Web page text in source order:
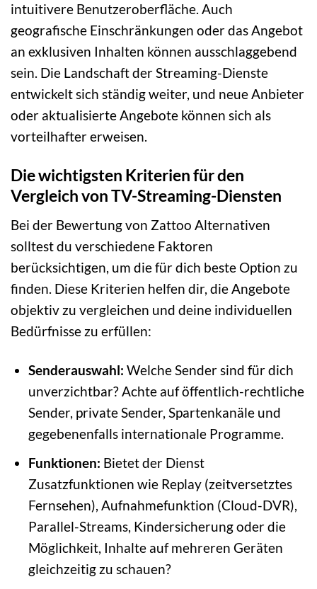
intuitivere Benutzeroberfläche. Auch
geografische Einschränkungen oder das Angebot
an exklusiven Inhalten können ausschlaggebend
sein. Die Landschaft der Streaming-Dienste
entwickelt sich ständig weiter, und neue Anbieter
oder aktualisierte Angebote können sich als
vorteilhafter erweisen.
Die wichtigsten Kriterien für den
Vergleich von TV-Streaming-Diensten
Bei der Bewertung von Zattoo Alternativen
solltest du verschiedene Faktoren
berücksichtigen, um die für dich beste Option zu
finden. Diese Kriterien helfen dir, die Angebote
objektiv zu vergleichen und deine individuellen
Bedürfnisse zu erfüllen:
Senderauswahl: Welche Sender sind für dich
unverzichtbar? Achte auf öffentlich-rechtliche
Sender, private Sender, Spartenkanäle und
gegebenenfalls internationale Programme.
Funktionen: Bietet der Dienst
Zusatzfunktionen wie Replay (zeitversetztes
Fernsehen), Aufnahmefunktion (Cloud-DVR),
Parallel-Streams, Kindersicherung oder die
Möglichkeit, Inhalte auf mehreren Geräten
gleichzeitig zu schauen?